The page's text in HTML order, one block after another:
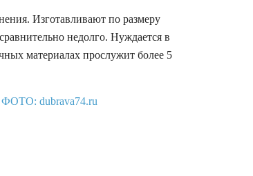
Изготавливают по размеру
недолго. Нуждается в
материалах прослужит более 5